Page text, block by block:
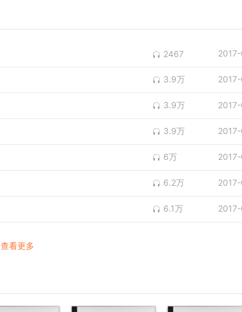
2467
3.9万
3.9万
3.9万
6万
6.2万
6.1万
查看更多